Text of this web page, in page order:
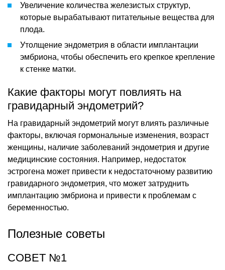
Увеличение количества железистых структур,
которые вырабатывают питательные вещества для
плода.
Утолщение эндометрия в области имплантации
эмбриона, чтобы обеспечить его крепкое крепление
к стенке матки.
Какие факторы могут повлиять на
гравидарный эндометрий?
На гравидарный эндометрий могут влиять различные
факторы, включая гормональные изменения, возраст
женщины, наличие заболеваний эндометрия и другие
медицинские состояния. Например, недостаток
эстрогена может привести к недостаточному развитию
гравидарного эндометрия, что может затруднить
имплантацию эмбриона и привести к проблемам с
беременностью.
Полезные советы
СОВЕТ №1